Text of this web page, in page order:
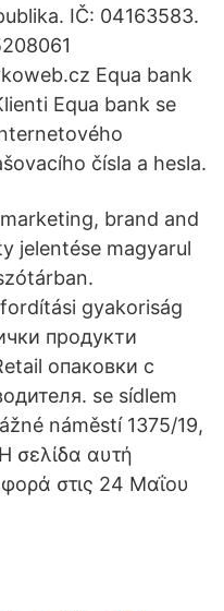
IČ: 04163583.
Equa bank
Equa bank se
čísla a hesla.
brand and
jelentése magyarul
gyakoriság
продукти
опаковки с
se sídlem
náměstí 1375/19,
σελίδα αυτή
στις 24 Μαΐου